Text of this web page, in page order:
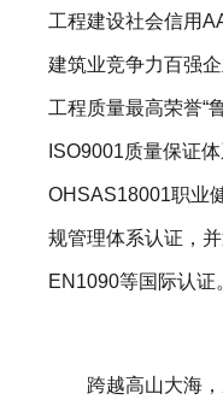
工程建设社会信用
建筑业竞争力百强
工程质量最高荣誉“
ISO9001质量保证
OHSAS18001职业
规管理体系认证，
EN1090等国际认证
跨越高山大海，